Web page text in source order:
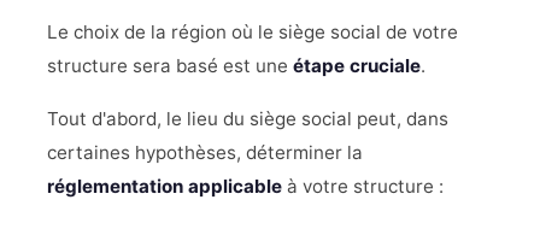
Le choix de la région où le siège social de votre
structure sera basé est une étape cruciale.
Tout d'abord, le lieu du siège social peut, dans
certaines hypothèses, déterminer la
réglementation applicable à votre structure :